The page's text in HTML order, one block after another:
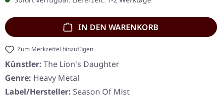
IN DEN WARENKORB
Zum Merkzettel hinzufügen
Künstler: The Lion's Daughter
Genre: Heavy Metal
Label/Hersteller: Season Of Mist